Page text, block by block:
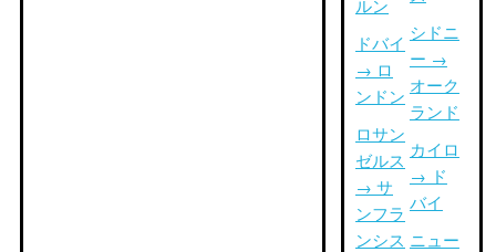
ルン
ドバイ
→ ロ
ンドン
ロサン
ゼルス
→ サ
ンフラ
ンシス
シドニ
ー →
オーク
ランド
カイロ
→ ド
バイ
ニュー